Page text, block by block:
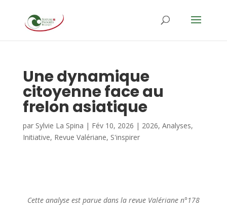
Une dynamique
citoyenne face au
frelon asiatique
par Sylvie La Spina | Fév 10, 2026 | 2026, Analyses,
Initiative, Revue Valériane, S'inspirer
Cette analyse est parue dans la revue Valériane n°178